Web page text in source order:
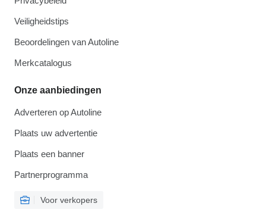
Veiligheidstips
Beoordelingen van Autoline
Merkcatalogus
Onze aanbiedingen
Adverteren op Autoline
Plaats uw advertentie
Plaats een banner
Partnerprogramma
Voor verkopers